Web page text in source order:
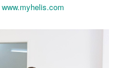
www.myhelis.com